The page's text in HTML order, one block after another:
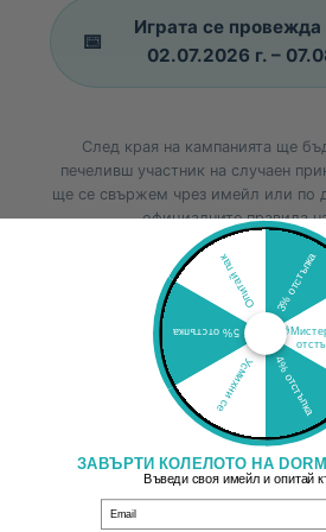
📅
Играта се провежда
02.07.2026 г. –
След края на кампанията ще
печеливш участник на случаен
ще се свържем чрез имейл или по
официалните правила
3% отстъпка
4% отстъпка
Усмихни се
5% отстъпка
Опитай пак
ЗАВЪРТИ КОЛЕЛОТО НА
Въведи своя имейл и опитай